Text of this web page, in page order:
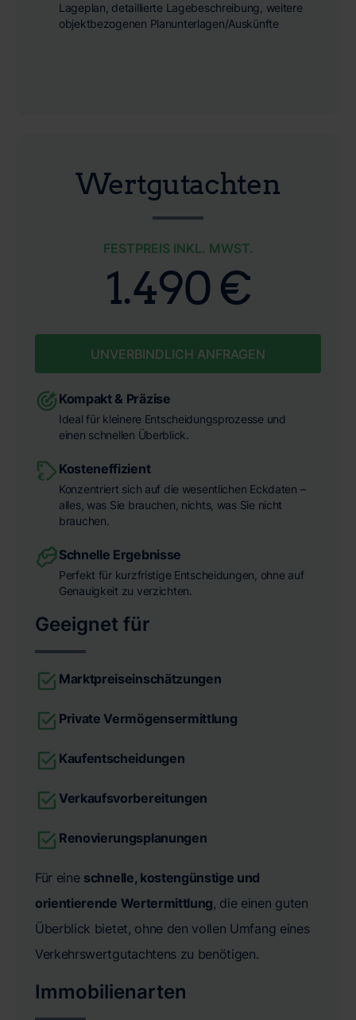
Wertgutachten
FESTPREIS INKL. MWST.
1.490 €
UNVERBINDLICH ANFRAGEN
Kompakt & Präzise
Ideal für kleinere Entscheidungsprozesse und
einen schnellen Überblick.
Kosteneffizient
Konzentriert sich auf die wesentlichen Eckdaten –
alles, was Sie brauchen, nichts, was Sie nicht
brauchen.
Schnelle Ergebnisse
Perfekt für kurzfristige Entscheidungen, ohne auf
Genauigkeit zu verzichten.
Geeignet für
Marktpreiseinschätzungen
Private Vermögensermittlung
Kaufentscheidungen
Verkaufsvorbereitungen
Renovierungsplanungen
Für eine schnelle, kostengünstige und
orientierende Wertermittlung, die einen guten
Überblick bietet, ohne den vollen Umfang eines
Verkehrswertgutachtens zu benötigen.
Immobilienarten
Lageplan, detaillierte Lagebeschreibung, weitere
objektbezogenen Planunterlagen/Auskünfte